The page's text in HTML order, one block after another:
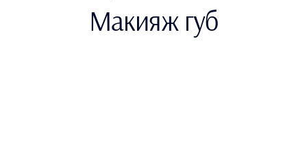
Макияж губ